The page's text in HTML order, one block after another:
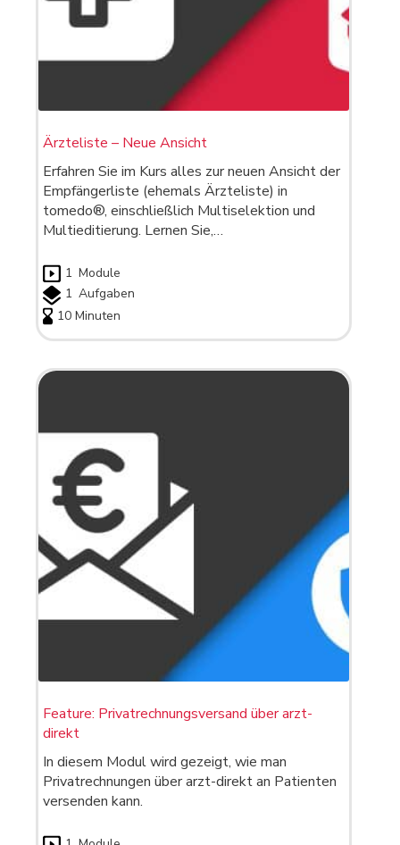
Ärzteliste – Neue Ansicht
Erfahren Sie im Kurs alles zur neuen Ansicht der
Empfängerliste (ehemals Ärzteliste) in
tomedo®, einschließlich Multiselektion und
Multieditierung. Lernen Sie,…
1 Module
1 Aufgaben
10 Minuten
Feature: Privatrechnungsversand über arzt-
direkt
In diesem Modul wird gezeigt, wie man
Privatrechnungen über arzt-direkt an Patienten
versenden kann.